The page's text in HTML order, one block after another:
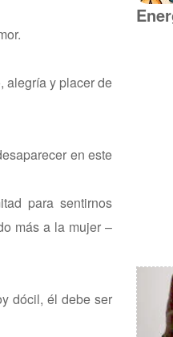
alegría y placer de
en este
para sentirnos
más a la mujer –
dócil, él debe ser